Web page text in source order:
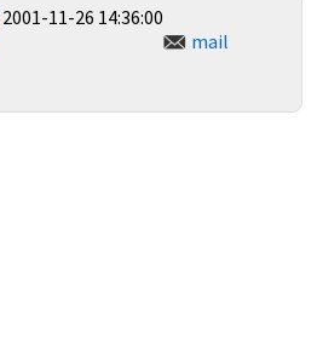
2001-11-26 14:36:00
mail